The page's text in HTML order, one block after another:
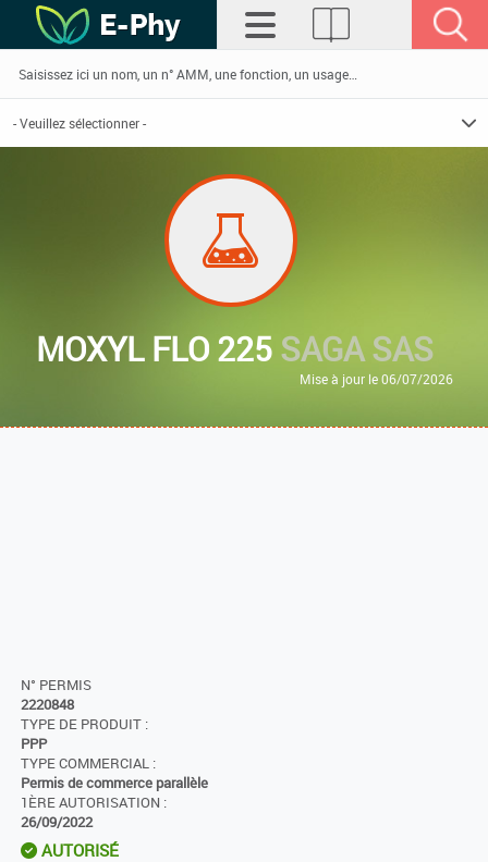
MOXYL FLO 225SAGA SAS
Mise à jour le 06/07/2026
N° PERMIS
2220848
TYPE DE PRODUIT :
PPP
TYPE COMMERCIAL :
Permis de commerce parallèle
1ÈRE AUTORISATION :
26/09/2022
AUTORISÉ